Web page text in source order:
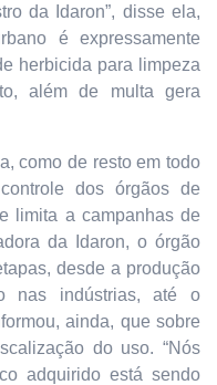
da Idaron”, disse ela,
é expressamente
herbicida para limpeza
além de multa gera
como de resto em todo
dos órgãos de
limita a campanhas de
da Idaron, o órgão
desde a produção
nas indústrias, até o
ainda, que sobre
do uso. “Nós
adquirido está sendo